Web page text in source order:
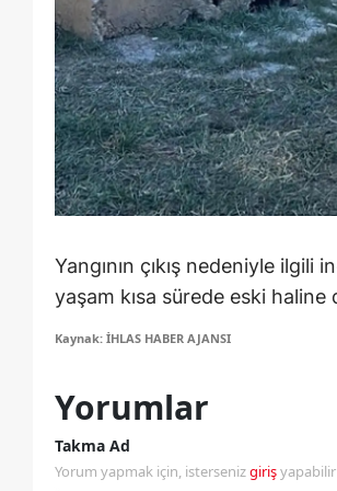
Yangının çıkış nedeniyle
yaşam kısa sürede eski haline
Kaynak: İHLAS HABER AJANSI
Yorumlar
Takma Ad
Yorum yapmak için, istersenizgiriş